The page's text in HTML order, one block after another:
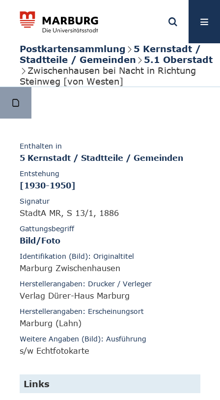
Postkartensammlung
5 Kernstadt /
Stadtteile / Gemeinden
5.1 Oberstadt
Zwischenhausen bei Nacht in Richtung
Steinweg [von Westen]
Enthalten in
5 Kernstadt / Stadtteile / Gemeinden
Entstehung
[1930-1950]
Signatur
StadtA MR, S 13/1, 1886
Gattungsbegriff
Bild/Foto
Identifikation (Bild): Originaltitel
Marburg Zwischenhausen
Herstellerangaben: Drucker / Verleger
Verlag Dürer-Haus Marburg
Herstellerangaben: Erscheinungsort
Marburg (Lahn)
Weitere Angaben (Bild): Ausführung
s/w Echtfotokarte
Links